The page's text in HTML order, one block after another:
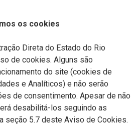
os cookies
Direta do Estado do Rio
de cookies. Alguns são
do site (cookies de
e Analíticos) e não serão
de consentimento. Apesar de não
desabilitá-los seguindo as
seção 5.7 deste Aviso de Cookies.